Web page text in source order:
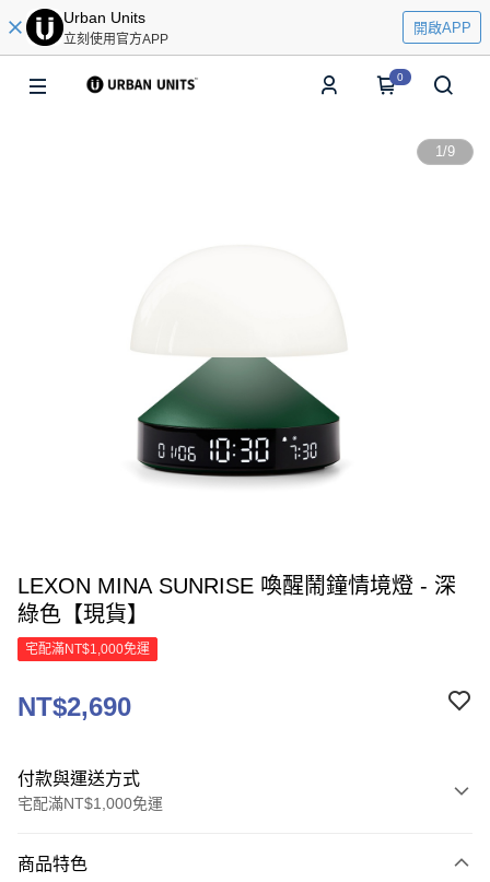
Urban Units
立刻使用官方APP
開啟APP
0
1/9
LEXON MINA SUNRISE 喚醒鬧鐘情境燈 - 深
綠色【現貨】
宅配滿NT$1,000免運
NT$2,690
付款與運送方式
宅配滿NT$1,000免運
信用卡一次付款
商品特色